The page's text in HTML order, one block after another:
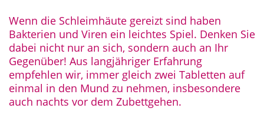
Wenn die Schleimhäute gereizt sind haben
Bakterien und Viren ein leichtes Spiel. Denken Sie
dabei nicht nur an sich, sondern auch an Ihr
Gegenüber! Aus langjähriger Erfahrung
empfehlen wir, immer gleich zwei Tabletten auf
einmal in den Mund zu nehmen, insbesondere
auch nachts vor dem Zubettgehen.